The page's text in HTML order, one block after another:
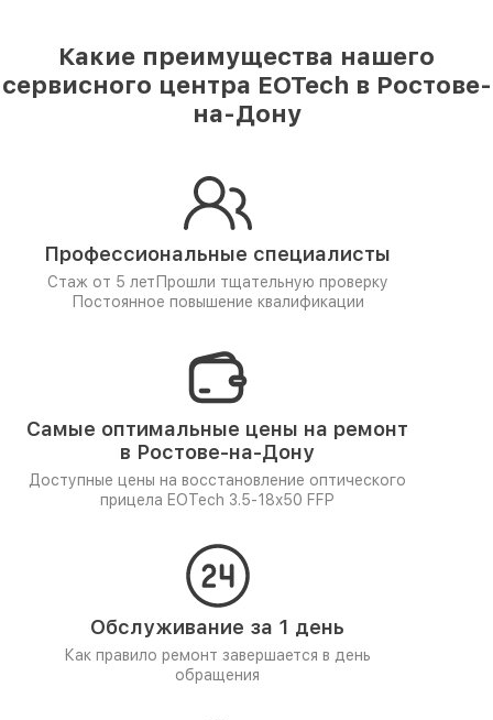
Какие преимущества нашего
сервисного центра EOTech в Ростове-
на-Дону
Профессиональные специалисты
Стаж от 5 лет Прошли тщательную проверку
Постоянное повышение квалификации
Самые оптимальные цены на ремонт
в Ростове-на-Дону
Доступные цены на восстановление оптического
прицела EOTech 3.5-18x50 FFP
Обслуживание за 1 день
Как правило ремонт завершается в день
обращения